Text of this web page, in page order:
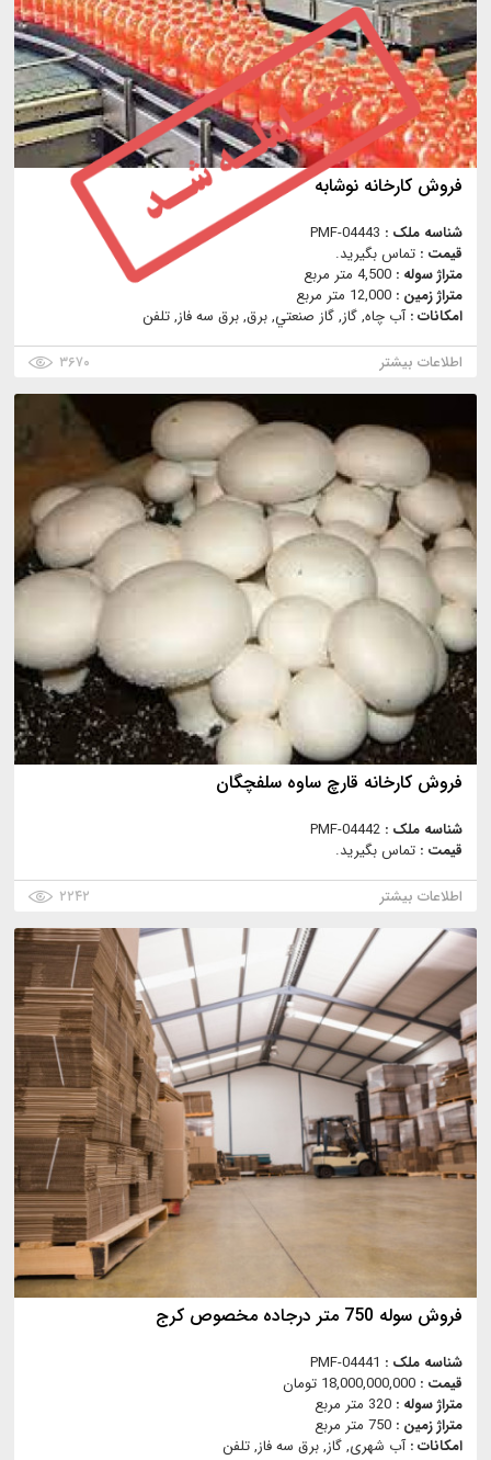
فروش کارخانه نوشابه
شناسه ملک : PMF-04443
قیمت : تماس بگیرید.
متراژ سوله : 4,500 متر مربع
متراژ زمین : 12,000 متر مربع
امکانات :آب چاه, گاز, گاز صنعتي, برق, برق سه فاز, تلفن
اطلاعات بیشتر
۳۶۷۰
فروش كارخانه قارچ ساوه سلفچگان
شناسه ملک : PMF-04442
قیمت : تماس بگیرید.
اطلاعات بیشتر
۲۲۴۲
فروش سوله 750 متر درجاده مخصوص کرج
شناسه ملک : PMF-04441
قیمت : 18,000,000,000 تومان
متراژ سوله : 320 متر مربع
متراژ زمین : 750 متر مربع
امکانات :آب شهری, گاز, برق سه فاز, تلفن